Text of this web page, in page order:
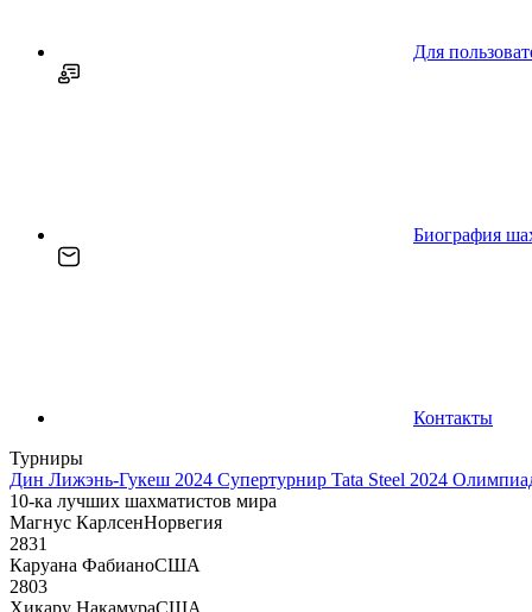
Для
Биография
Контакты
Турниры
Дин Лижэнь-Гукеш 2024 Супертурнир Tata Steel 2024
10-ка лучших шахматистов мира
Магнус КарлсенНорвегия
2831
Каруана ФабианоСША
2803
Хикару НакамураСША